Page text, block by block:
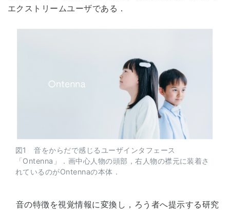
エクストリームユーザである．
図1 音をからだで感じるユーザインタフェース
「Ontenna」．画中心人物の頭部，右人物の襟元に装着さ
れているのがOntennaの本体．
音の特徴を視覚情報に変換し，ろう者へ提示する研究